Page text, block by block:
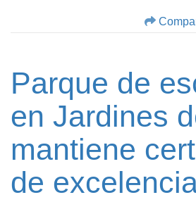
Parque de
en Jardines
mantiene
de